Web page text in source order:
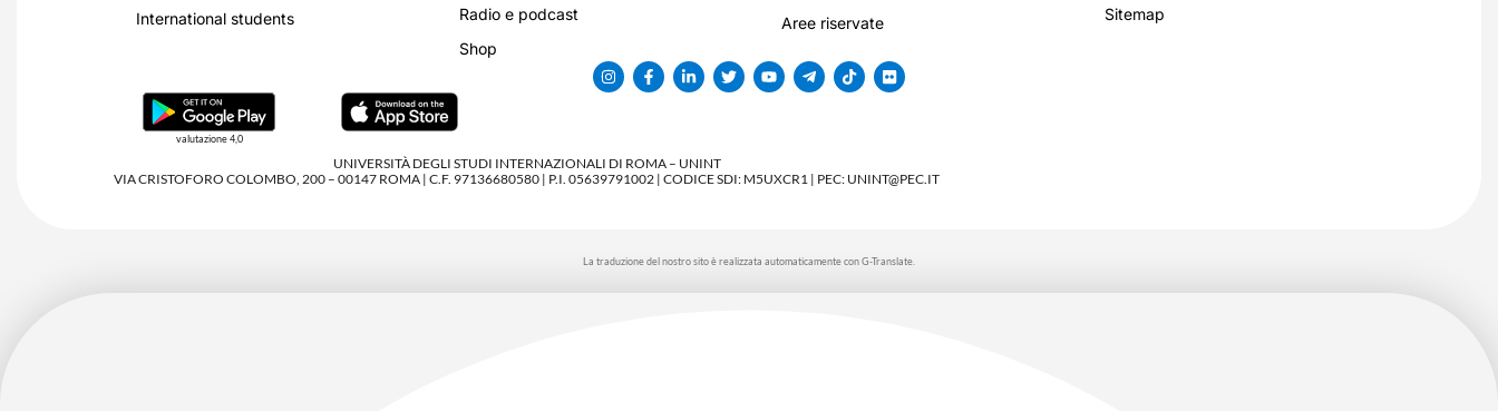
International students
Radio e podcast
Shop
Aree riservate
Sitemap
valutazione 4,0
UNIVERSITÀ DEGLI STUDI INTERNAZIONALI DI ROMA – UNINT
VIA CRISTOFORO COLOMBO, 200 – 00147 ROMA | C.F. 97136680580 | P.I. 05639791002 | CODICE SDI: M5UXCR1 | PEC: UNINT@PEC.IT
La traduzione del nostro sito è realizzata automaticamente con G-Translate.